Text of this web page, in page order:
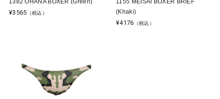
1382 OHANA BOXER (Green)
¥3565 （税込）
1155 MEISAI BOXER BRIEF
(Khaki)
¥4176 （税込）